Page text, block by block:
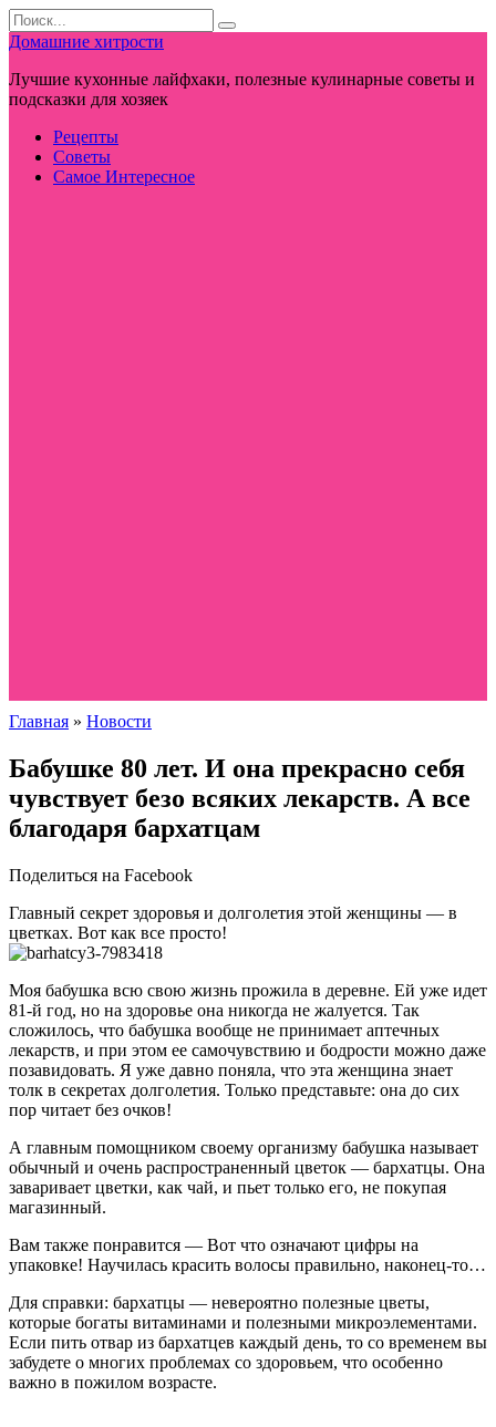
Перейти
к
контенту
Search
for:
Домашние хитрости
Лучшие кухонные лайфхаки, полезные кулинарные советы и
подсказки для хозяек
Рецепты
Советы
Самое Интересное
Главная » Новости
Бабушке 80 лет. И она прекрасно себя
чувствует безо всяких лекарств. А все
благодаря бархатцам
Поделиться на Facebook
Главный секрет здоровья и долголетия этой женщины — в
цветках. Вот как все просто!
Моя бабушка всю свою жизнь прожила в деревне. Ей уже идет
81-й год, но на здоровье она никогда не жалуется. Так
сложилось, что бабушка вообще не принимает аптечных
лекарств, и при этом ее самочувствию и бодрости можно даже
позавидовать. Я уже давно поняла, что эта женщина знает
толк в секретах долголетия. Только представьте: она до сих
пор читает без очков!
А главным помощником своему организму бабушка называет
обычный и очень распространенный цветок — бархатцы. Она
заваривает цветки, как чай, и пьет только его, не покупая
магазинный.
Вам также понравится — Вот что означают цифры на
упаковке! Научилась красить волосы правильно, наконец-то…
Для справки: бархатцы — невероятно полезные цветы,
которые богаты витаминами и полезными микроэлементами.
Если пить отвар из бархатцев каждый день, то со временем вы
забудете о многих проблемах со здоровьем, что особенно
важно в пожилом возрасте.